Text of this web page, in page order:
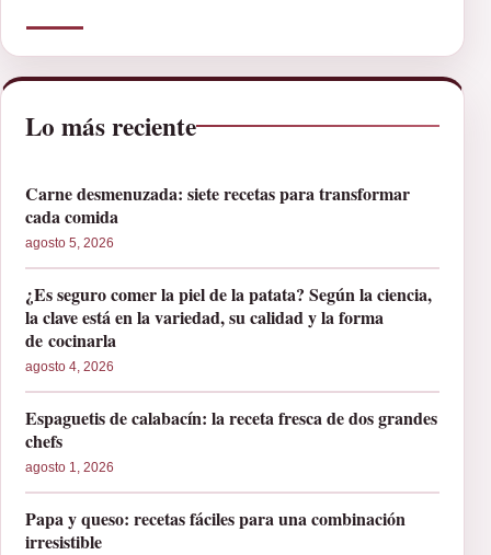
Lo más reciente
Carne desmenuzada: siete recetas para transformar
cada comida
agosto 5, 2026
¿Es seguro comer la piel de la patata? Según la ciencia,
la clave está en la variedad, su calidad y la forma
de cocinarla
agosto 4, 2026
Espaguetis de calabacín: la receta fresca de dos grandes
chefs
agosto 1, 2026
Papa y queso: recetas fáciles para una combinación
irresistible